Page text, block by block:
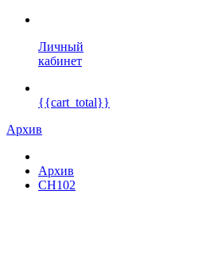
Личный
кабинет
{{cart_total}}
Архив
Архив
CH102